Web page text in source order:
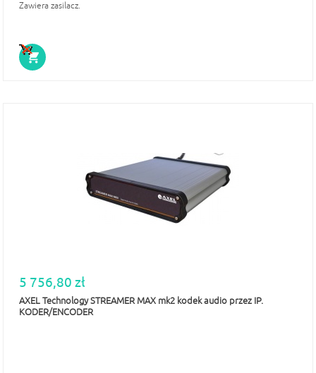
Zawiera zasilacz.
5 756,80 zł
AXEL Technology STREAMER MAX mk2 kodek audio przez IP.
KODER/ENCODER